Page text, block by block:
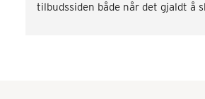
tilbudssiden både når det gjaldt å